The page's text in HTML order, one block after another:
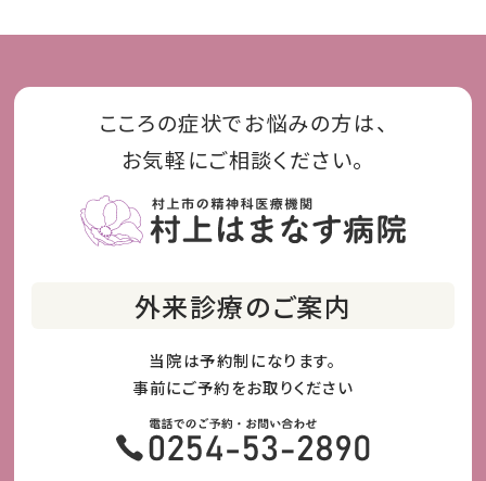
こころの症状でお悩みの方は、
お気軽にご相談ください。
外来診療のご案内
当院は予約制になります。
事前にご予約をお取りください